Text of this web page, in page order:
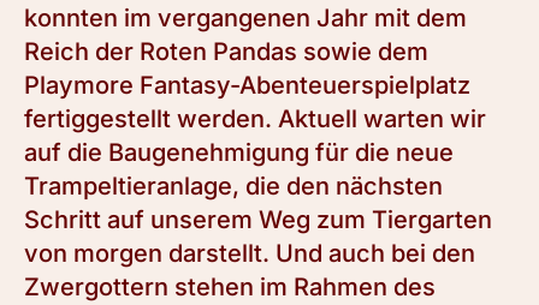
konnten im vergangenen Jahr mit dem
Reich der Roten Pandas sowie dem
Playmore Fantasy-Abenteuerspielplatz
fertiggestellt werden. Aktuell warten wir
auf die Baugenehmigung für die neue
Trampeltieranlage, die den nächsten
Schritt auf unserem Weg zum Tiergarten
von morgen darstellt. Und auch bei den
Zwergottern stehen im Rahmen des